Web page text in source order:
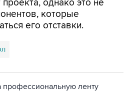
однако это не
которые
его отставки.
профессиональную ленту